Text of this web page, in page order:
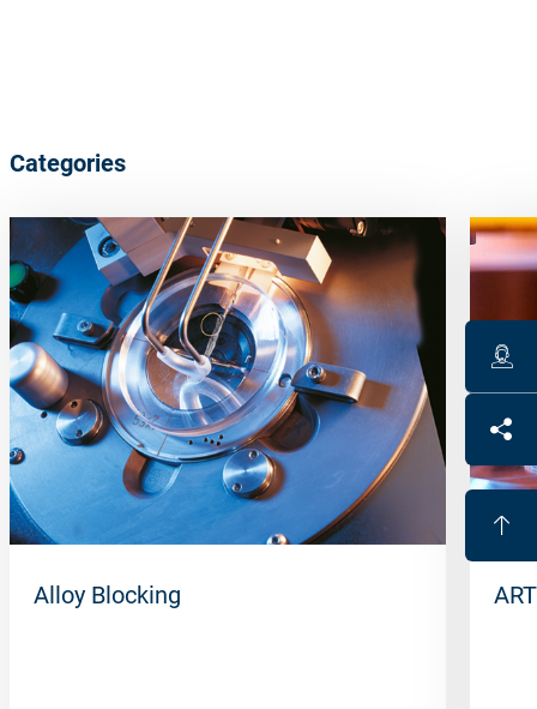
Categories
Alloy Blocking